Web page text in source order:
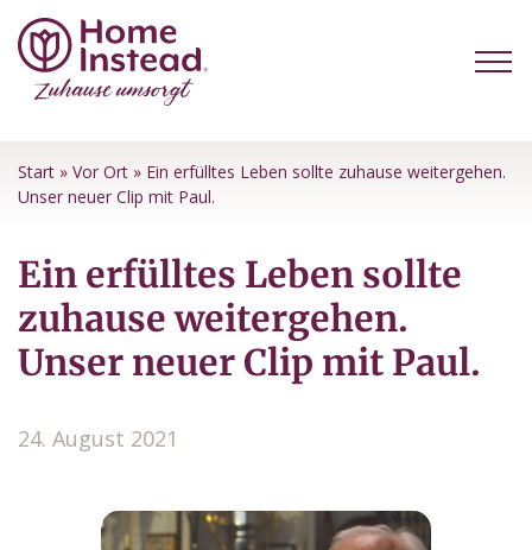
Start » Vor Ort » Ein erfülltes Leben sollte zuhause weitergehen.
Unser neuer Clip mit Paul.
Ein erfülltes Leben sollte
zuhause weitergehen.
Unser neuer Clip mit Paul.
24. August 2021